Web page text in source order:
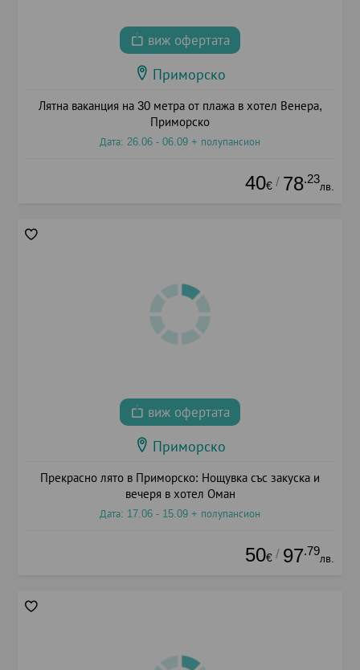
виж офертата
Приморско
Лятна ваканция на 30 метра от плажа в хотел Венера,
Приморско
Дата: 26.06 - 06.09 + полупансион
40€ / 78.23
лв.
виж офертата
Приморско
Прекрасно лято в Приморско: Нощувка със закуска и
вечеря в хотел Оман
Дата: 17.06 - 15.09 + полупансион
50€ / 97.79
лв.